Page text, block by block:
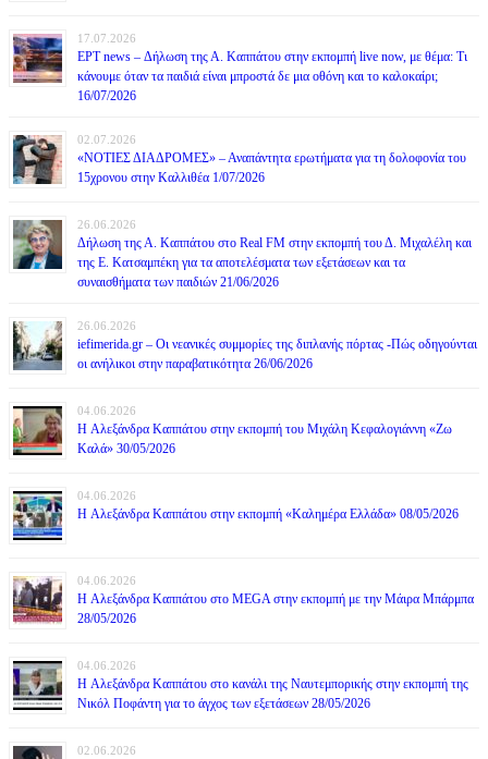
17.07.2026
ΕΡΤ news – Δήλωση της Α. Καππάτου στην εκπομπή live now, με θέμα: Τι
κάνουμε όταν τα παιδιά είναι μπροστά δε μια οθόνη και το καλοκαίρι;
16/07/2026
02.07.2026
«ΝΟΤΙΕΣ ΔΙΑΔΡΟΜΕΣ» – Αναπάντητα ερωτήματα για τη δολοφονία του
15χρονου στην Καλλιθέα 1/07/2026
26.06.2026
Δήλωση της Α. Καππάτου στο Real FM στην εκπομπή του Δ. Μιχαλέλη και
της Ε. Κατσαμπέκη για τα αποτελέσματα των εξετάσεων και τα
συναισθήματα των παιδιών 21/06/2026
26.06.2026
iefimerida.gr – Οι νεανικές συμμορίες της διπλανής πόρτας -Πώς οδηγούνται
οι ανήλικοι στην παραβατικότητα 26/06/2026
04.06.2026
H Αλεξάνδρα Καππάτου στην εκπομπή του Μιχάλη Κεφαλογιάννη «Ζω
Καλά» 30/05/2026
04.06.2026
H Αλεξάνδρα Καππάτου στην εκπομπή «Καλημέρα Ελλάδα» 08/05/2026
04.06.2026
H Αλεξάνδρα Καππάτου στο MEGA στην εκπομπή με την Μάιρα Mπάρμπα
28/05/2026
04.06.2026
H Αλεξάνδρα Καππάτου στο κανάλι της Ναυτεμπορικής στην εκπομπή της
Νικόλ Ποφάντη για το άγχος των εξετάσεων 28/05/2026
02.06.2026